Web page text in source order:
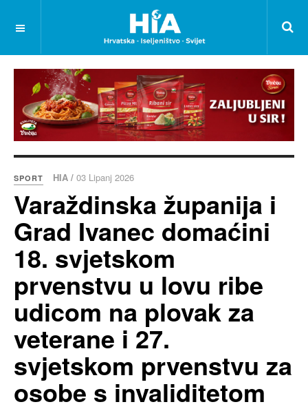
SPORT HIA / 03 Lipanj 2026
Varaždinska županija i
Grad Ivanec domaćini
18. svjetskom
prvenstvu u lovu ribe
udicom na plovak za
veterane i 27.
svjetskom prvenstvu za
osobe s invaliditetom